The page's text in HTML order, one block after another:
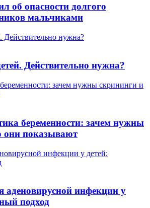
об опасности долгого
мальчиками
Действительно нужна?
Действительно нужна?
зачем нужны скрининги и
беременности: зачем нужны
они показывают
инфекции у детей:
аденовирусной инфекции у
подход